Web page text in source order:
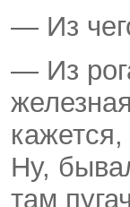
— Из
— Из
Ну,
там